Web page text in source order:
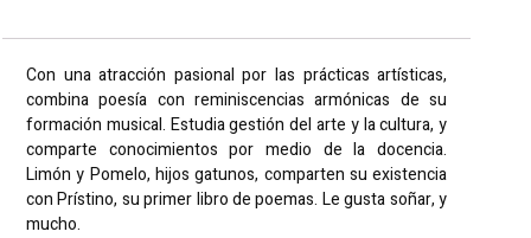
Con una atracción pasional por las prácticas artísticas,
combina poesía con reminiscencias armónicas de su
formación musical. Estudia gestión del arte y la cultura, y
comparte conocimientos por medio de la docencia.
Limón y Pomelo, hijos gatunos, comparten su existencia
con Prístino, su primer libro de poemas. Le gusta soñar, y
mucho.